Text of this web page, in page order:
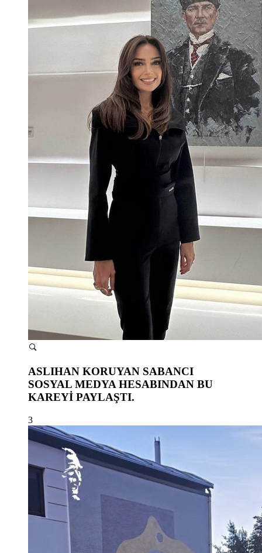
ASLIHAN KORUYAN SABANCI
SOSYAL MEDYA HESABINDAN BU
KAREYİ PAYLAŞTI.
3